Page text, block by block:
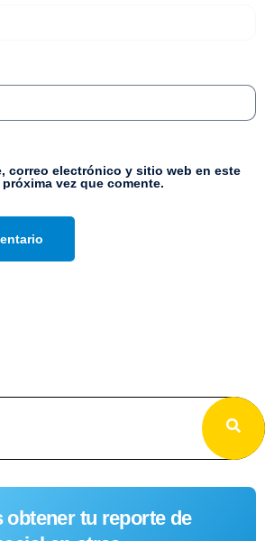
correo electrónico y sitio web en este
vez que comente.
obtener tu reporte de